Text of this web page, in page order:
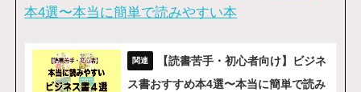
本4選〜本当に簡単で読みやすい本
【読書苦手・初心者向け】ビジネ
ス書おすすめ本4選〜本当に簡単で読み